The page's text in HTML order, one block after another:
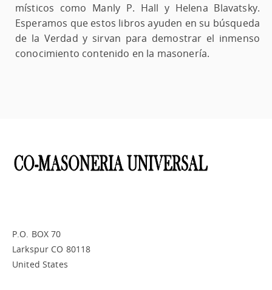
místicos como Manly P. Hall y Helena Blavatsky.
Esperamos que estos libros ayuden en su búsqueda
de la Verdad y sirvan para demostrar el inmenso
conocimiento contenido en la masonería.
P.O. BOX 70
Larkspur CO 80118
United States